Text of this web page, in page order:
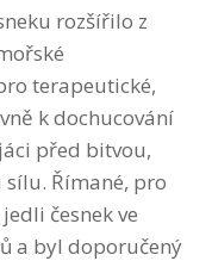
rozšířilo z
terapeutické,
k dochucování
před bitvou,
Římané, pro
česnek ve
a byl doporučený